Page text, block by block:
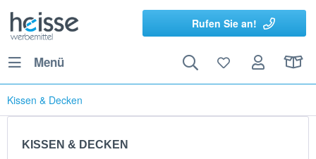
Rufen Sie an!
Menü
Kissen & Decken
KISSEN & DECKEN